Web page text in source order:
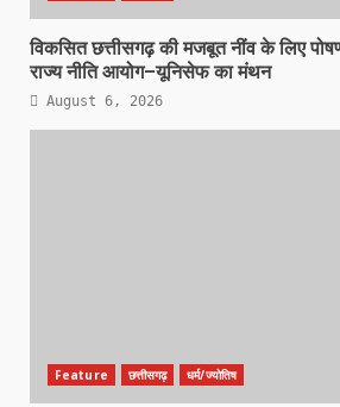
विकसित छत्तीसगढ़ की मजबूत नींव के लिए
राज्य नीति आयोग–यूनिसेफ का मंथन
August 6, 2026
Feature छत्तीसगढ़ धर्म/ज्योतिष